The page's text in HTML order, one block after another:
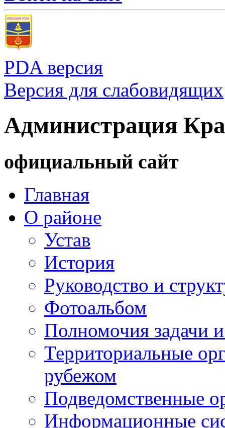
PDA версия
Версия для слабовидящих
Администрация
официальный сайт
Главная
О районе
Устав
История
Руководство и
Фотоальбом
Полномочия задачи
Территориальные
рубежом
Подведомственные
Информационные